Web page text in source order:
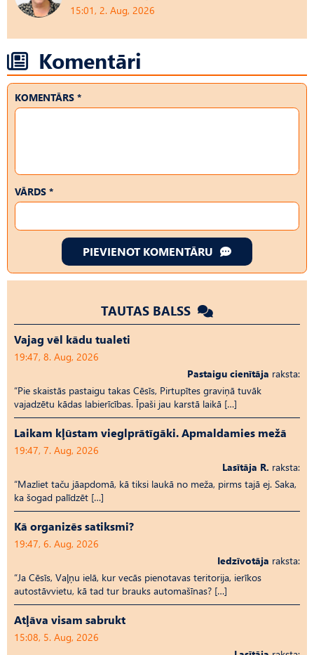
15:01, 2. Aug, 2026
Komentāri
KOMENTĀRS *
VĀRDS *
PIEVIENOT KOMENTĀRU
TAUTAS BALSS
Vajag vēl kādu tualeti
19:47, 8. Aug, 2026
Pastaigu cienītāja raksta:
“Pie skaistās pastaigu takas Cēsīs, Pirtupītes graviņā tuvāk
vajadzētu kādas labierīcības. Īpaši jau karstā laikā […]
Laikam kļūstam vieglprātīgāki. Apmaldamies mežā
19:47, 7. Aug, 2026
Lasītāja R. raksta:
“Mazliet taču jāapdomā, kā tiksi laukā no meža, pirms tajā ej. Saka,
ka šogad palīdzēt […]
Kā organizēs satiksmi?
19:47, 6. Aug, 2026
Iedzīvotāja raksta:
“Ja Cēsīs, Vaļņu ielā, kur vecās pienotavas teritorija, ierīkos
autostāvvietu, kā tad tur brauks automašīnas? […]
Atļāva visam sabrukt
15:08, 5. Aug, 2026